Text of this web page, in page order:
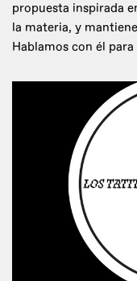
propuesta inspirada
la materia, y
Hablamos con él